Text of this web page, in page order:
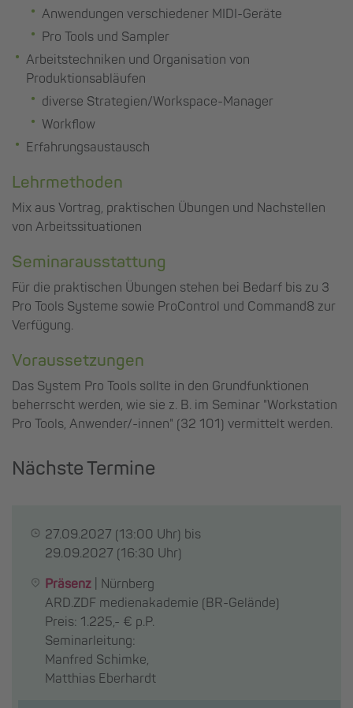
Anwendungen verschiedener MIDI-Geräte
Pro Tools und Sampler
Arbeitstechniken und Organisation von
Produktionsabläufen
diverse Strategien/Workspace-Manager
Workflow
Erfahrungsaustausch
Lehrmethoden
Mix aus Vortrag, praktischen Übungen und Nachstellen
von Arbeitssituationen
Seminarausstattung
Für die praktischen Übungen stehen bei Bedarf bis zu 3
Pro Tools Systeme sowie ProControl und Command8 zur
Verfügung.
Voraussetzungen
Das System Pro Tools sollte in den Grundfunktionen
beherrscht werden, wie sie z. B. im Seminar "Workstation
Pro Tools, Anwender/-innen" (32 101) vermittelt werden.
Nächste Termine
27.09.2027 (13:00 Uhr) bis
29.09.2027 (16:30 Uhr)
Präsenz
Nürnberg
ARD.ZDF medienakademie (BR-Gelände)
Preis: 1.225,- € p.P.
Seminarleitung:
Manfred Schimke,
Matthias Eberhardt